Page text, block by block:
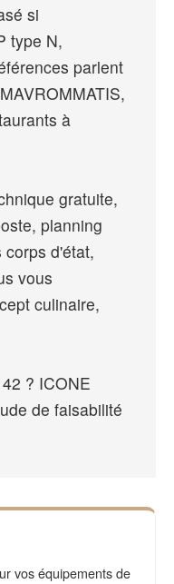
si
type N,
parlent
à
gratuite,
planning
d'état,
vous
culinaire,
? ICONE
de faisabilité
vos équipements de